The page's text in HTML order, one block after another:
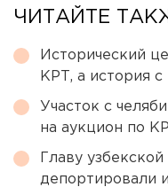
ЧИТАЙТЕ
Исторический
КРТ, а история
Участок с
на аукцион по
Главу
депортировали